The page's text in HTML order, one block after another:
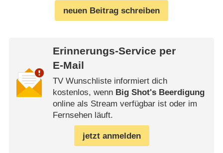
neuen Beitrag schreiben
Erinnerungs-Service per
E-Mail
TV Wunschliste informiert dich
kostenlos, wenn Big Shot's Beerdigung
online als Stream verfügbar ist oder im
Fernsehen läuft.
jetzt anmelden